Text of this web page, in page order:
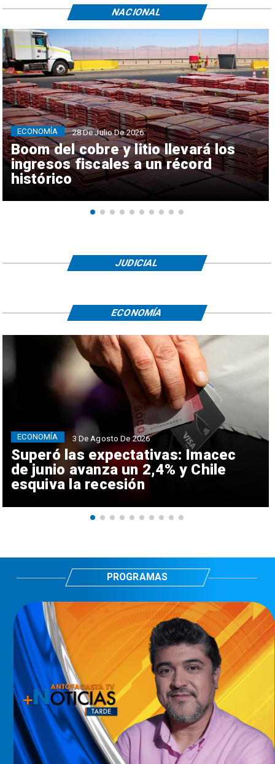
Boom del cobre y litio llevará los
ingresos fiscales a un récord
histórico
ECONOMÍA 28 De Julio De 2026
NACIONAL
JUDICIAL
Superó las expectativas: Imacec
de junio avanza un 2,4% y Chile
esquiva la recesión
ECONOMÍA 3 De Agosto De 2026
ECONOMÍA
PROGRAMAS